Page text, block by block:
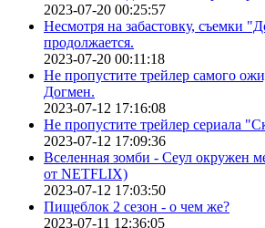
2023-07-20 00:25:57
Несмотря на забастовку, съемки
продолжается.
2023-07-20 00:11:18
Не пропустите трейлер самого
Догмен.
2023-07-12 17:16:08
Не пропустите трейлер сериала
2023-07-12 17:09:36
Вселенная зомби - Сеул окружен
от NETFLIX)
2023-07-12 17:03:50
Пищеблок 2 сезон - о чем же?
2023-07-11 12:36:05